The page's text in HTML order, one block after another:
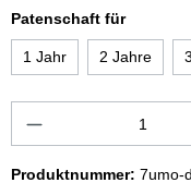
Patenschaft für
1 Jahr 2 Jahre
Produktnummer: 7umo-